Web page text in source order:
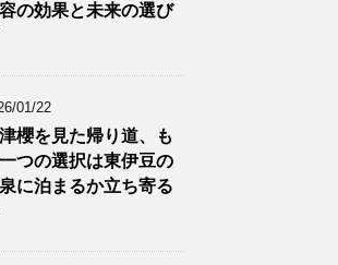
の効果と未来の選び
01/22
櫻を見た帰り道、も
つの選択は東伊豆の
に泊まるか立ち寄る